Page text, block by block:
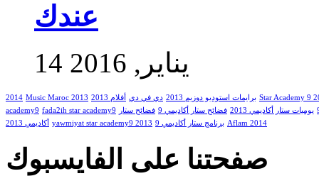
عندك
14 يناير, 2016
2014 Music Maroc 2013 برايمات استوديو دوزيم 2013 دي في دي أفلام 2013
Star Academy 9
academy9 fada2ih star academy9 يوميات ستار أكاديمي 2013 فضائح ستار أكاديمي 9
فضائح ستار
أكاديمي 2013 yawmiyat star academy9 2013 برنامج ستار أكاديمي 9 Aflam 2014
صفحتنا على الفايسبوك